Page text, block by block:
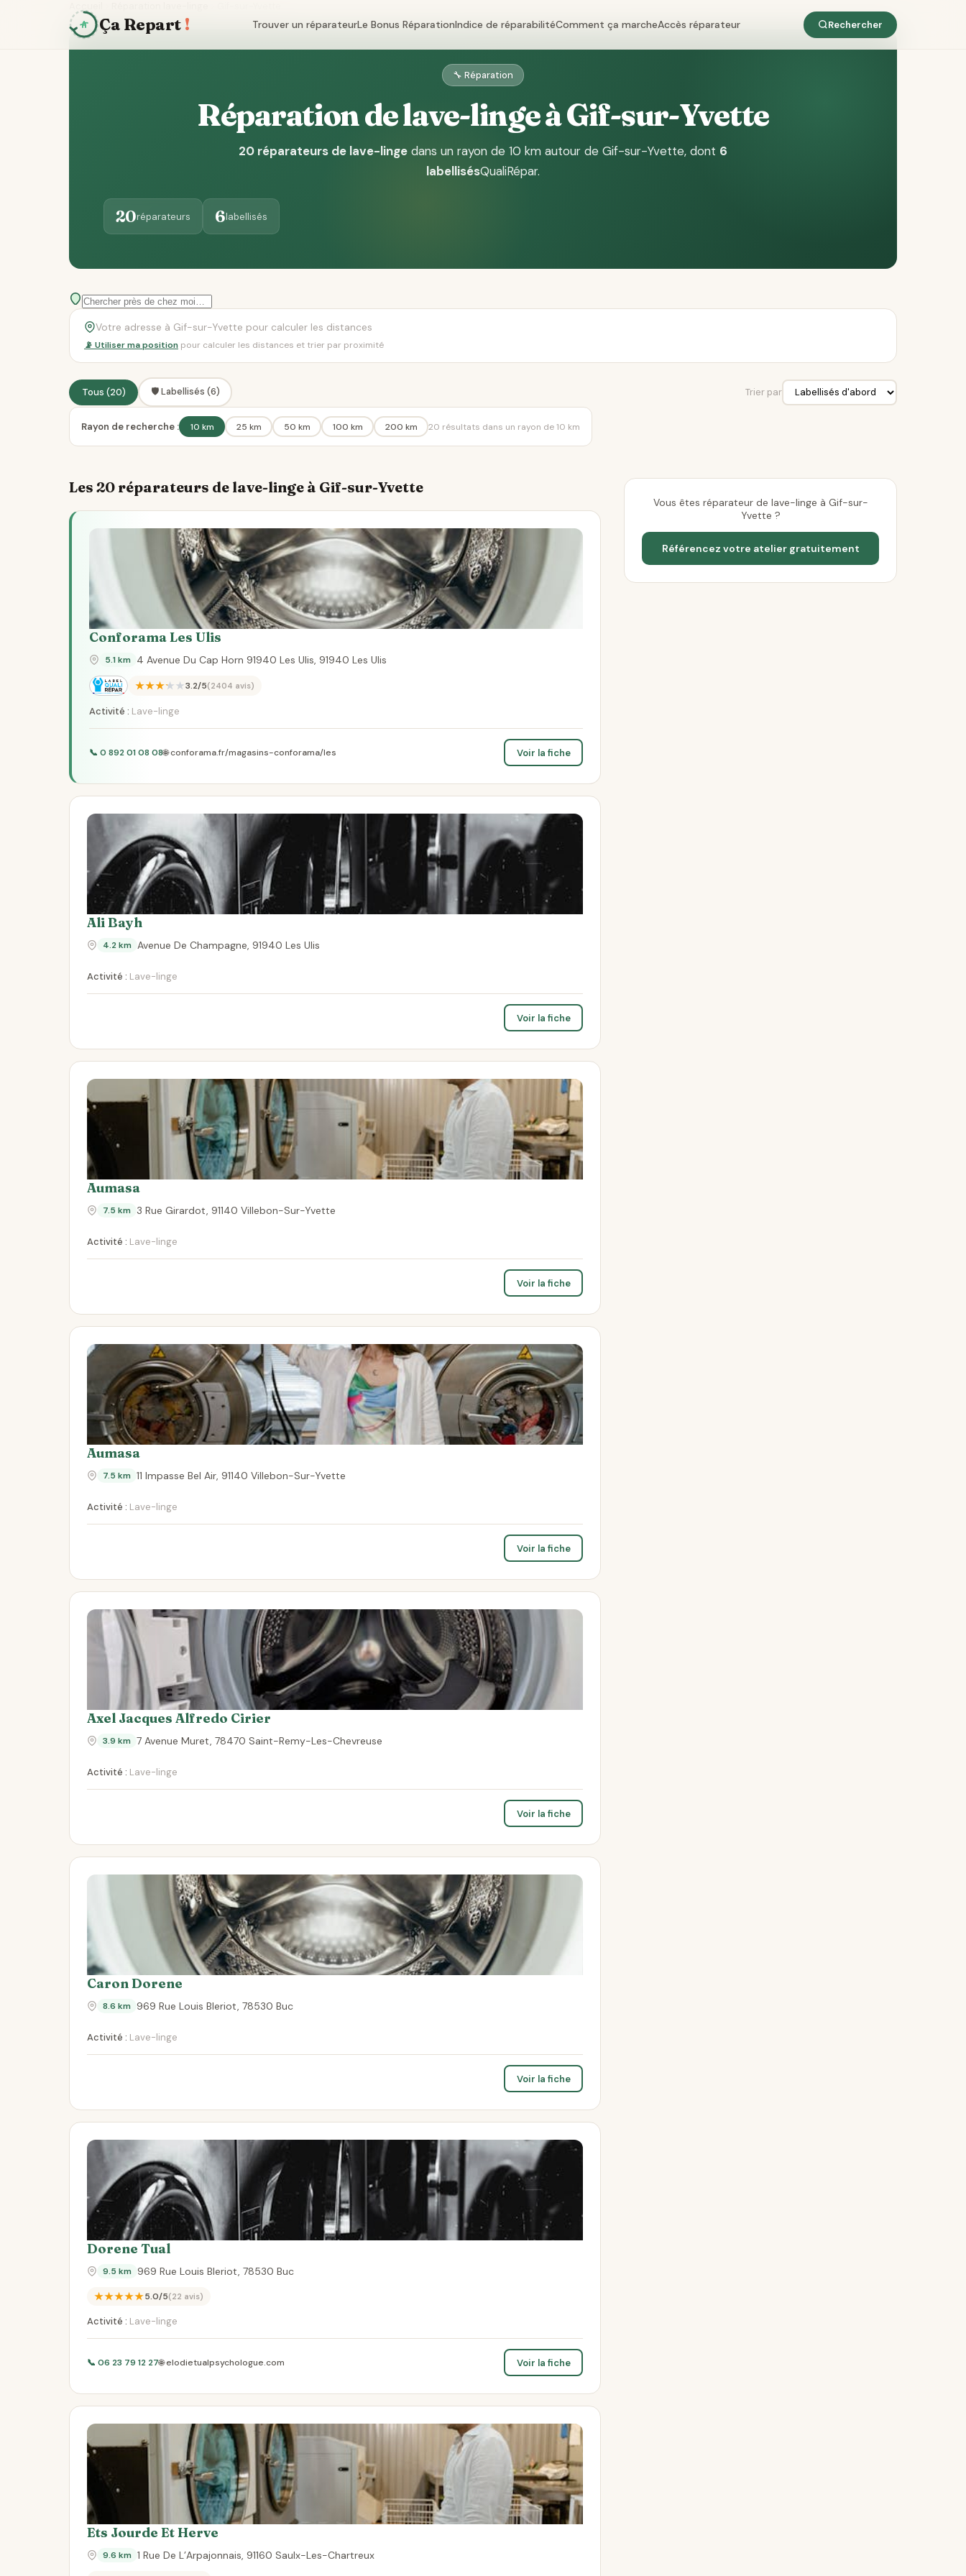
Ça Repart ! Trouver un réparateurLe Bonus RéparationIndice de réparabilitéComment ça marcheAccès réparateur Rechercher
🔧 Réparation
Réparation de lave-linge à Gif-sur-Yvette
20 réparateurs de lave-linge dans un rayon de 10 km autour de Gif-sur-Yvette, dont 6
labellisésQualiRépar.
20réparateurs 6labellisés
📡 Utiliser ma position pour calculer les distances et trier par proximité
Tous (20) 🛡️ Labellisés (6) Trier par
Rayon de recherche : 10 km 25 km 50 km 100 km 200 km 20 résultats dans un rayon de 10 km
Les 20 réparateurs de lave-linge à Gif-sur-Yvette
Conforama Les Ulis
5.1 km 4 Avenue Du Cap Horn 91940 Les Ulis, 91940 Les Ulis
★★★★★3.2/5(2404 avis)
Activité : Lave-linge
📞 0 892 01 08 08🌐 conforama.fr/magasins-conforama/les Voir la fiche
Ali Bayh
4.2 km Avenue De Champagne, 91940 Les Ulis
Activité : Lave-linge
Voir la fiche
Aumasa
7.5 km 3 Rue Girardot, 91140 Villebon-Sur-Yvette
Activité : Lave-linge
Voir la fiche
Aumasa
7.5 km 11 Impasse Bel Air, 91140 Villebon-Sur-Yvette
Activité : Lave-linge
Voir la fiche
Axel Jacques Alfredo Cirier
3.9 km 7 Avenue Muret, 78470 Saint-Remy-Les-Chevreuse
Activité : Lave-linge
Voir la fiche
Caron Dorene
8.6 km 969 Rue Louis Bleriot, 78530 Buc
Activité : Lave-linge
Voir la fiche
Dorene Tual
9.5 km 969 Rue Louis Bleriot, 78530 Buc
★★★★★5.0/5(22 avis)
Activité : Lave-linge
📞 06 23 79 12 27🌐 elodietualpsychologue.com Voir la fiche
Ets Jourde Et Herve
9.6 km 1 Rue De L’Arpajonnais, 91160 Saulx-Les-Chartreux
Vous êtes réparateur de lave-linge à Gif-sur-
Yvette ?
Référencez votre atelier gratuitement